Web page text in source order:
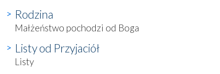
Rodzina
Małżeństwo pochodzi od Boga
Listy od Przyjaciół
Listy